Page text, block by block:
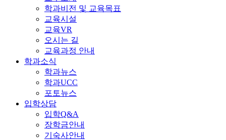
학과비전 및 교육목표
교육시설
교육VR
오시는 길
교육과정 안내
학과소식
학과뉴스
학과UCC
포토뉴스
입학상담
입학Q&A
장학금안내
기숙사안내